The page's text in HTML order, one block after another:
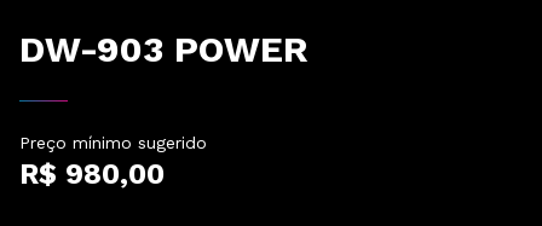
DW-903 POWER
Preço mínimo sugerido
R$ 980,00